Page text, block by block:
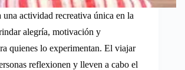
una actividad recreativa única en la
alegría, motivación y
quienes lo experimentan. El viajar
reflexionen y lleven a cabo el